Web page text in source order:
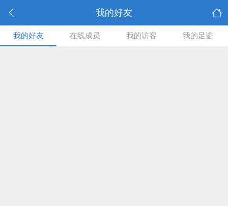
我的好友
我的好友 在线成员 我的访客 我的足迹